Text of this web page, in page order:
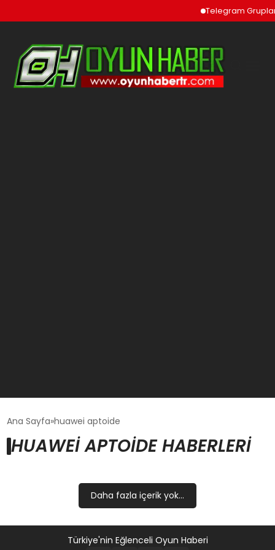
Telegram
GÜNCEL
OYUN HABERLERI
EĞITIM
Ana Sayfa huawei aptoide
HUAWEI APTOIDE HABERLERI
Daha fazla içerik yok...
Türkiye'nin Eğlenceli Oyun Haberi